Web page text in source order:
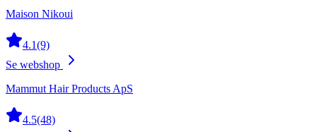
Maison Nikoui
4.1(9)
Se webshop
Mammut Hair Products ApS
4.5(48)